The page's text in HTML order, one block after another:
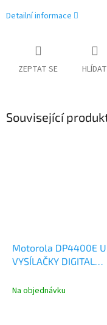
Detailní informace
ZEPTAT SE HLÍDAT
Související
Motorola DP4400E
VYSÍLAČKY DIGITAL
MDH56RDC9VA1AN
Na objednávku